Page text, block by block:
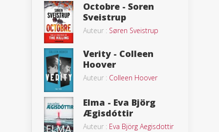
Octobre - Soren
Sveistrup
Auteur : Søren Sveistrup
Verity - Colleen
Hoover
Auteur : Colleen Hoover
Elma - Eva Björg
Ægisdóttir
Auteur : Eva Björg Aegisdottir